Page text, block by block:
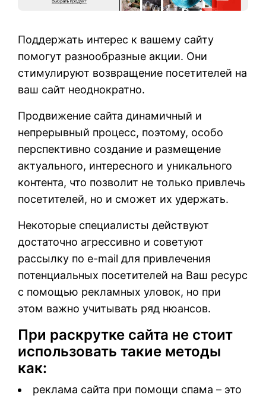
Поддержать интерес к вашему сайту
помогут разнообразные акции. Они
стимулируют возвращение посетителей на
ваш сайт неоднократно.
Продвижение сайта динамичный и
непрерывный процесс, поэтому, особо
перспективно создание и размещение
актуального, интересного и уникального
контента, что позволит не только привлечь
посетителей, но и сможет их удержать.
Некоторые специалисты действуют
достаточно агрессивно и советуют
рассылку по e-mail для привлечения
потенциальных посетителей на Ваш ресурс
с помощью рекламных уловок, но при
этом важно учитывать ряд нюансов.
При раскрутке сайта не стоит
использовать такие методы
как:
реклама сайта при помощи спама – это